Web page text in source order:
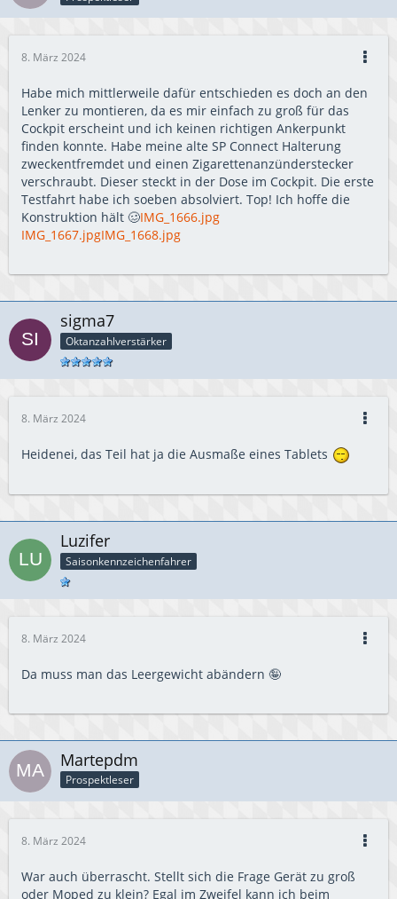
8. März 2024
Habe mich mittlerweile dafür entschieden es doch an den
Lenker zu montieren, da es mir einfach zu groß für das
Cockpit erscheint und ich keinen richtigen Ankerpunkt
finden konnte. Habe meine alte SP Connect Halterung
zweckentfremdet und einen Zigarettenanzünderstecker
verschraubt. Dieser steckt in der Dose im Cockpit. Die erste
Testfahrt habe ich soeben absolviert. Top! Ich hoffe die
Konstruktion hält 🥴IMG_1666.jpg
IMG_1667.jpgIMG_1668.jpg
sigma7
Oktanzahlverstärker
8. März 2024
Heidenei, das Teil hat ja die Ausmaße eines Tablets
Luzifer
Saisonkennzeichenfahrer
8. März 2024
Da muss man das Leergewicht abändern 🤪
Martepdm
Prospektleser
8. März 2024
War auch überrascht. Stellt sich die Frage Gerät zu groß
oder Moped zu klein? Egal im Zweifel kann ich beim